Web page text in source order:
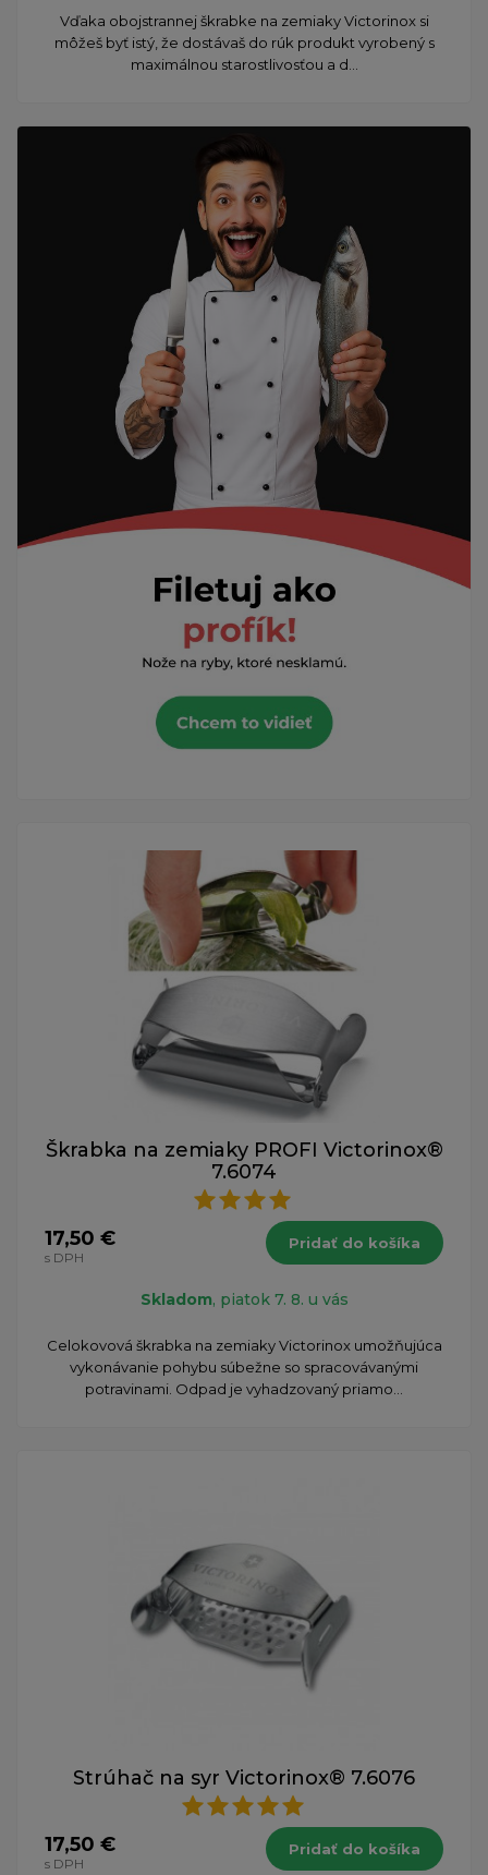
​Vďaka obojstrannej škrabke na zemiaky Victorinox si
môžeš byť istý, že dostávaš do rúk produkt vyrobený s
maximálnou starostlivosťou a d...
Škrabka na zemiaky PROFI Victorinox®
7.6074
17,50 €
s DPH
Pridať do košíka
Skladom, piatok 7. 8. u vás
Celokovová škrabka na zemiaky Victorinox umožňujúca
vykonávanie pohybu súbežne so spracovávanými
potravinami. Odpad je vyhadzovaný priamo...
Strúhač na syr Victorinox® 7.6076
17,50 €
s DPH
Pridať do košíka